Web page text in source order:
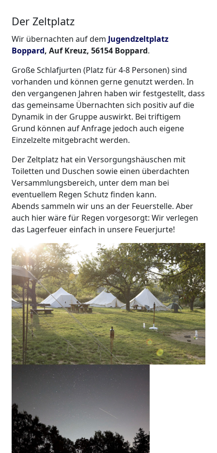
Der Zeltplatz
Wir übernachten auf dem Jugendzeltplatz
Boppard, Auf Kreuz, 56154 Boppard.
Große Schlafjurten (Platz für 4-8 Personen) sind
vorhanden und können gerne genutzt werden. In
den vergangenen Jahren haben wir festgestellt, dass
das gemeinsame Übernachten sich positiv auf die
Dynamik in der Gruppe auswirkt. Bei triftigem
Grund können auf Anfrage jedoch auch eigene
Einzelzelte mitgebracht werden.
Der Zeltplatz hat ein Versorgungshäuschen mit
Toiletten und Duschen sowie einen überdachten
Versammlungsbereich, unter dem man bei
eventuellem Regen Schutz finden kann.
Abends sammeln wir uns an der Feuerstelle. Aber
auch hier wäre für Regen vorgesorgt: Wir verlegen
das Lagerfeuer einfach in unsere Feuerjurte!